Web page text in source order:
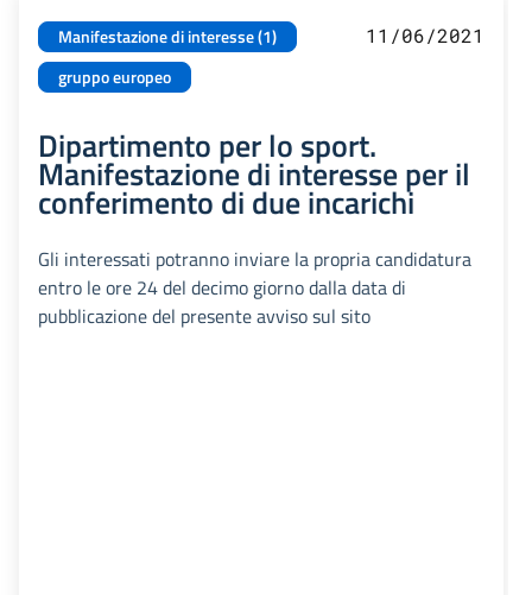
Manifestazione di interesse (1)
gruppo europeo
11/06/2021
Dipartimento per lo sport.
Manifestazione di interesse per il
conferimento di due incarichi
Gli interessati potranno inviare la propria candidatura
entro le ore 24 del decimo giorno dalla data di
pubblicazione del presente avviso sul sito